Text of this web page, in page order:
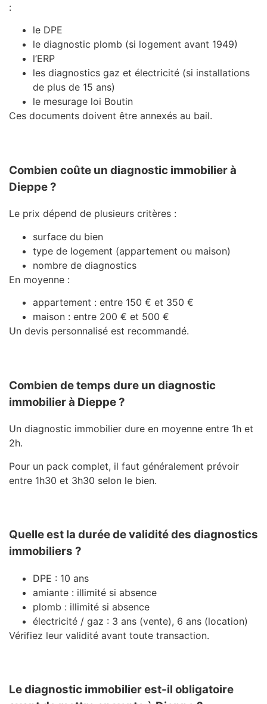
:
le DPE
le diagnostic plomb (si logement avant 1949)
l’ERP
les diagnostics gaz et électricité (si installations
de plus de 15 ans)
le mesurage loi Boutin
Ces documents doivent être annexés au bail.
Combien coûte un diagnostic immobilier à
Dieppe ?
Le prix dépend de plusieurs critères :
surface du bien
type de logement (appartement ou maison)
nombre de diagnostics
En moyenne :
appartement : entre 150 € et 350 €
maison : entre 200 € et 500 €
Un devis personnalisé est recommandé.
Combien de temps dure un diagnostic
immobilier à Dieppe ?
Un diagnostic immobilier dure en moyenne entre 1h et
2h.
Pour un pack complet, il faut généralement prévoir
entre 1h30 et 3h30 selon le bien.
Quelle est la durée de validité des diagnostics
immobiliers ?
DPE : 10 ans
amiante : illimité si absence
plomb : illimité si absence
électricité / gaz : 3 ans (vente), 6 ans (location)
Vérifiez leur validité avant toute transaction.
Le diagnostic immobilier est-il obligatoire